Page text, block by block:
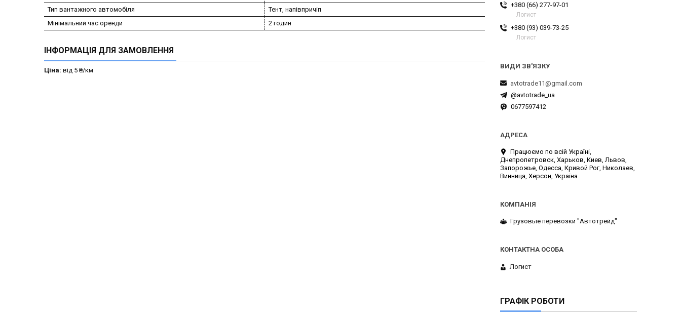
Тип вантажного автомобіля
Тент, напівпричіп
Мінімальний час оренди
2 годин
ІНФОРМАЦІЯ ДЛЯ ЗАМОВЛЕННЯ
Ціна: від 5 ₴/км
+380 (66) 277-97-01
Логист
+380 (93) 039-73-25
Логист
avtotrade11@gmail.com
@avtotrade_ua
0677597412
Працюємо по всій Україні,
Днепропетровск, Харьков, Киев, Львов,
Запорожье, Одесса, Кривой Рог, Николаев,
Винница, Херсон, Україна
Грузовые перевозки "Автотрейд"
Логист
ГРАФІК РОБОТИ